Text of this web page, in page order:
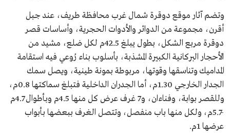
وتضم آثار موقع دوقرة شمال غرب محافظة طريف، عند جبل
أقرن، مجموعة من الدوائر والأدوات الحجرية، وأساسات قصر
دوقرة مربع الشكل، بطول يبلغ 42.5م لكل ضلع، مشيد من
الأحجار البركانية الكبيرة المشذبة، بأسلوب بناء رُوعي فيه استقامة
المداميك وتناسقها وقوتها، مربوطة بمونة طينية، ويصل سمك
الجدار الخارجي 1.30م، أما الجدران الداخلية فتبلغ سماكتها 0.8م،
وللقصر بوابة، وفناءان، و7 غرف عرض كل منها 4.5م وبأطوال 4.7م
-5.7م، ولكل منها باب منفصل، وتتصل الغرف ببعضها بأبواب
عرضها 1م.